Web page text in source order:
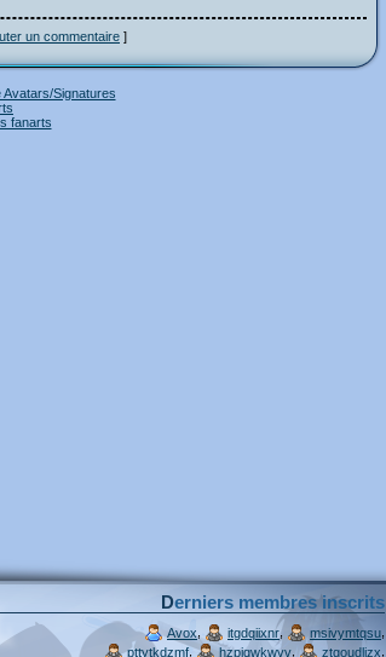
un commentaire ]
Signatures
fanarts
Derniers membres inscrits
Avox itgdqiixnr, msivymtqsu
pttytkdzmf, hzpjqwkwvv ztgoudljzx